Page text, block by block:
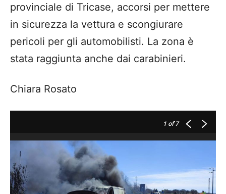
provinciale di Tricase, accorsi per mettere
in sicurezza la vettura e scongiurare
pericoli per gli automobilisti. La zona è
stata raggiunta anche dai carabinieri.
Chiara Rosato
1 of 7